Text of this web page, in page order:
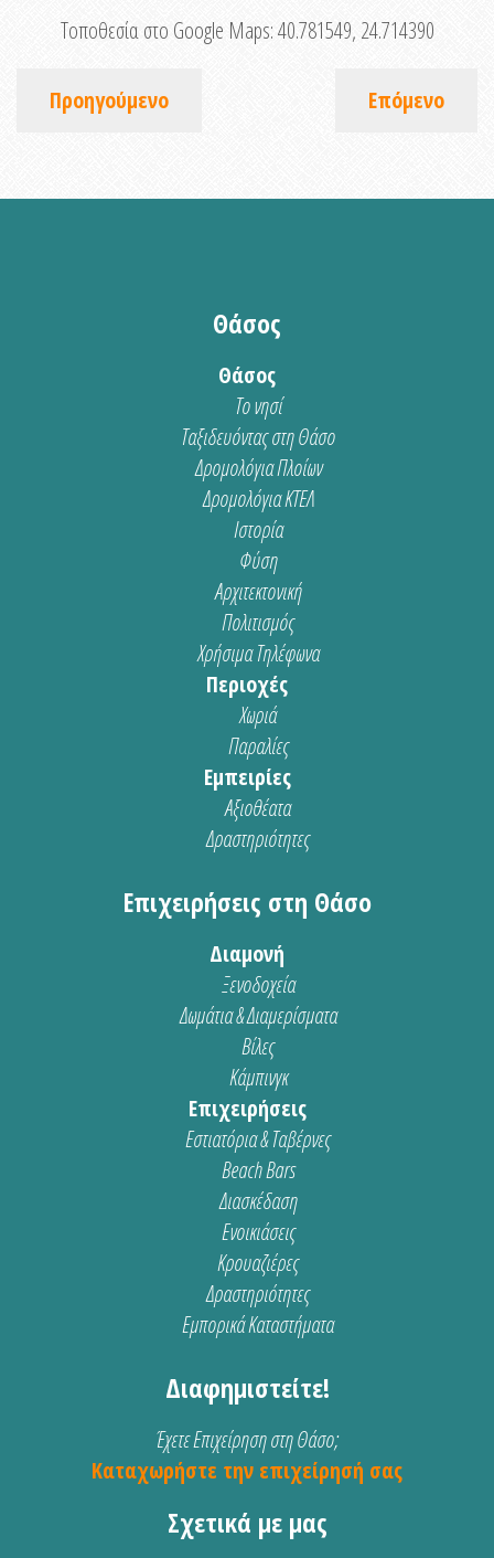
Τοποθεσία στο Google Maps:40.781549, 24.714390
Προηγούμενο Επόμενο
Θάσος
Θάσος
Το νησί
Ταξιδευόντας στη Θάσο
Δρομολόγια Πλοίων
Δρομολόγια ΚΤΕΛ
Ιστορία
Φύση
Αρχιτεκτονική
Πολιτισμός
Χρήσιμα Τηλέφωνα
Περιοχές
Χωριά
Παραλίες
Εμπειρίες
Αξιοθέατα
Δραστηριότητες
Επιχειρήσεις στη Θάσο
Διαμονή
Ξενοδοχεία
Δωμάτια & Διαμερίσματα
Βίλες
Κάμπινγκ
Επιχειρήσεις
Εστιατόρια & Ταβέρνες
Beach Bars
Διασκέδαση
Ενοικιάσεις
Κρουαζιέρες
Δραστηριότητες
Εμπορικά Καταστήματα
Διαφημιστείτε!
Έχετε Επιχείρηση στη Θάσο;
Καταχωρήστε την επιχείρησή σας
Σχετικά με μας